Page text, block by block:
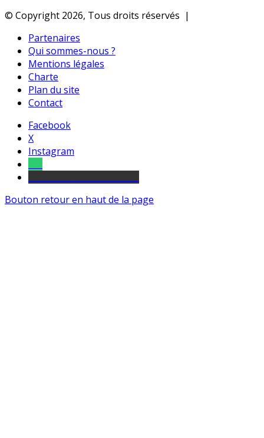
© Copyright 2026, Tous droits réservés |
Partenaires
Qui sommes-nous ?
Mentions légales
Charte
Plan du site
Contact
Facebook
X
Instagram
Bouton retour en haut de la page